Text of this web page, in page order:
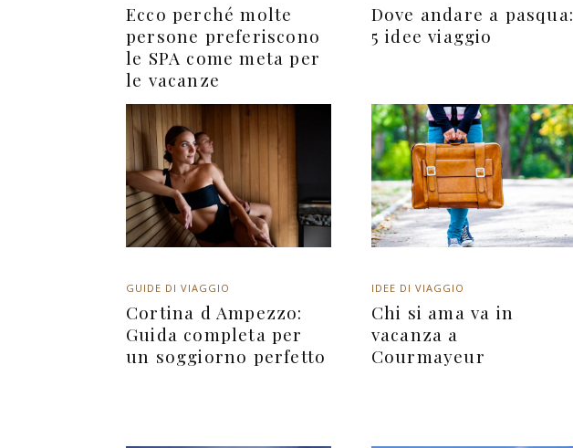
Ecco perché molte
persone preferiscono
le SPA come meta per
le vacanze
Dove andare a pasqua:
5 idee viaggio
GUIDE DI VIAGGIO
Cortina d Ampezzo:
Guida completa per
un soggiorno perfetto
IDEE DI VIAGGIO
Chi si ama va in
vacanza a
Courmayeur